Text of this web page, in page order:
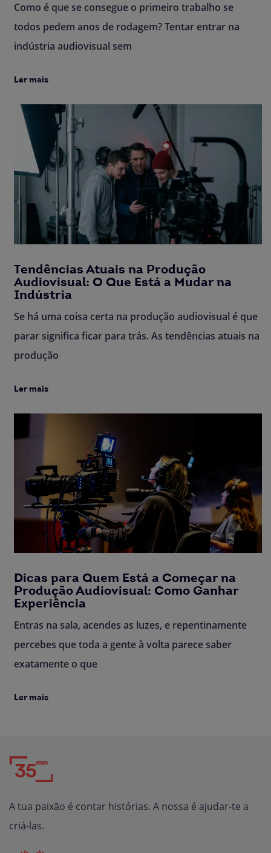
Como é que se consegue o primeiro trabalho se
todos pedem anos de rodagem? Tentar entrar na
indústria audiovisual sem
Ler mais
Tendências Atuais na Produção
Audiovisual: O Que Está a Mudar na
Indústria
Se há uma coisa certa na produção audiovisual é que
parar significa ficar para trás. As tendências atuais na
produção
Ler mais
Dicas para Quem Está a Começar na
Produção Audiovisual: Como Ganhar
Experiência
Entras na sala, acendes as luzes, e repentinamente
percebes que toda a gente à volta parece saber
exatamente o que
Ler mais
A tua paixão é contar histórias. A nossa é ajudar-te a
criá-las.